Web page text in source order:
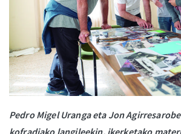
Pedro Migel Uranga eta Jon Agirresarobe